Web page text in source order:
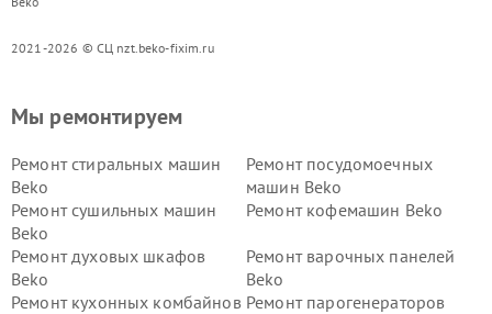
2021-2026 © СЦ nzt.beko-fixim.ru
Мы ремонтируем
Ремонт стиральных машин
Beko
Ремонт посудомоечных
машин Beko
Ремонт сушильных машин
Beko
Ремонт кофемашин Beko
Ремонт духовых шкафов
Beko
Ремонт варочных панелей
Beko
Ремонт кухонных комбайнов Ремонт парогенераторов